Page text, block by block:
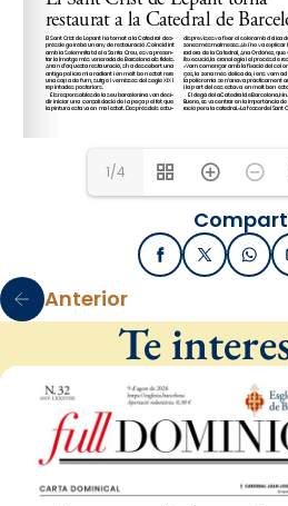
1/4
FacebookX / Twitter
Anterior
Te